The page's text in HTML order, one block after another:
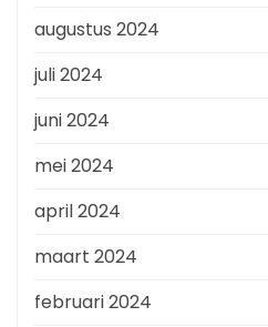
augustus 2024
juli 2024
juni 2024
mei 2024
april 2024
maart 2024
februari 2024